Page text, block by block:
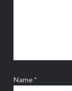
Name *